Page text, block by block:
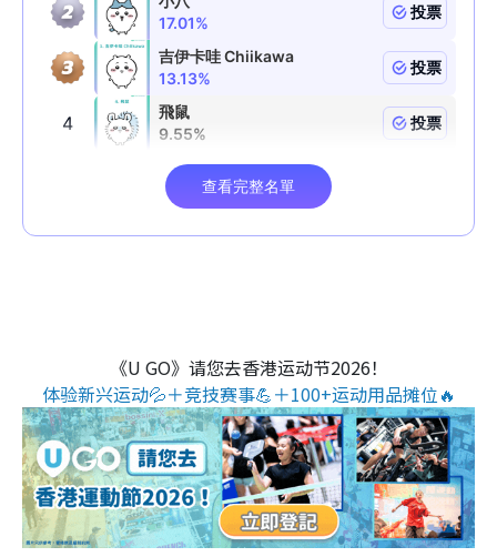
《U GO》请您去香港运动节2026！
体验新兴运动💦＋竞技赛事💪＋100+运动用品摊位🔥